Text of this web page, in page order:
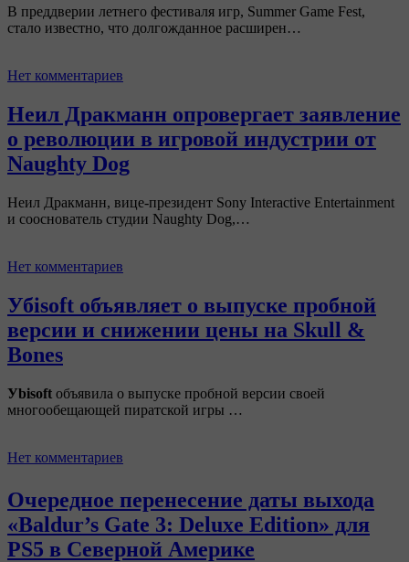
В преддверии летнего фестиваля игр, Summer Game Fest,
стало известно, что долгожданное расширен…
Нет комментариев
Неил Дракманн опровергает заявление
о революции в игровой индустрии от
Naughty Dog
Неил Дракманн, вице-президент Sony Interactive Entertainment
и сооснователь студии Naughty Dog,…
Нет комментариев
Убisoft объявляет о выпуске пробной
версии и снижении цены на Skull &
Bones
Уbisoft объявила о выпуске пробной версии своей
многообещающей пиратской игры …
Нет комментариев
Очередное перенесение даты выхода
«Baldur’s Gate 3: Deluxe Edition» для
PS5 в Северной Америке